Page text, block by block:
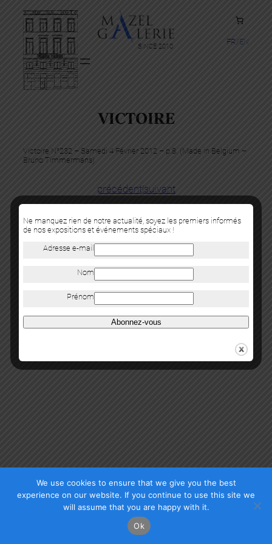
SINCE 2010
FR EN
VICTOIRE
Victoire N°232 – Samedi 4 Février 2012 – p.8. (Made in Belgium –
Bruno Timmermans)
précédent|suivant
Copyright Mazel Galerie 2025
Check our photos on Instagram ! Facebook
We use cookies to ensure that we give you the best
experience on our website. If you continue to use this site we
will assume that you are happy with it.
Ok
Ne manquez rien de notre actualité, soyez les premiers informés
de nos expositions et événements spéciaux !
Adresse e-mail
Nom
Prénom
Abonnez-vous